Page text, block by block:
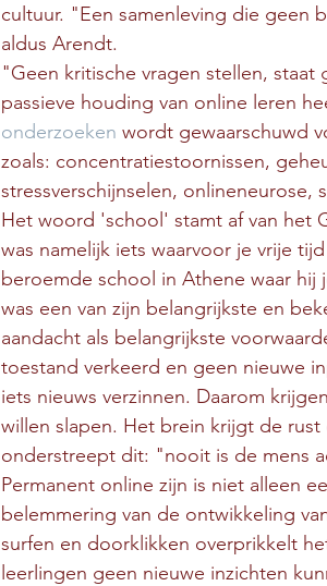
cultuur. "Een samenleving die geen
aldus Arendt.
"Geen kritische vragen stellen,
passieve houding van online leren
onderzoeken wordt gewaarschuwd
zoals: concentratiestoornissen,
stressverschijnselen, onlineneurose,
Het woord 'school' stamt af van het
was namelijk iets waarvoor je vrije
beroemde school in Athene waar
was een van zijn belangrijkste en
aandacht als belangrijkste
toestand verkeerd en geen nieuwe
iets nieuws verzinnen. Daarom
willen slapen. Het brein krijgt de
onderstreept dit: "nooit is de mens
Permanent online zijn is niet alleen
belemmering van de ontwikkeling
surfen en doorklikken overprikkelt
leerlingen geen nieuwe inzichten